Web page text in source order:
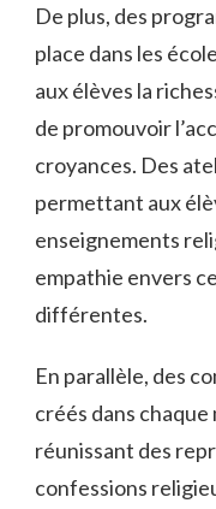
De plus, ‍des
place dans⁤ les
aux élèves la
‍de promouvoir
croyances. Des
permettant‌ aux⁣
enseignements
empathie envers
différentes.
En parallèle, des
créés dans‌
réunissant des⁤
confessions